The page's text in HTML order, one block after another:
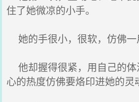
住了她微凉的小手。
她的手很小，很软，仿佛一
他却握得很紧，用自己的体
心的热度仿佛要烙印进她的灵